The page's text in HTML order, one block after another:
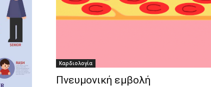
Καρδιολογία
Πνευμονική εμβολή